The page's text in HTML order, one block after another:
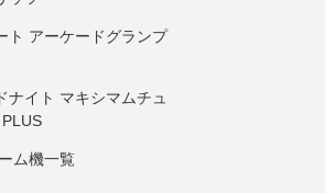
ト アーケードグランプ
ナイト マキシマムチュ
ム機一覧